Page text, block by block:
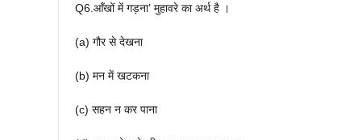
Q6.आँखों में गड़ना’ मुहावरे का अर्थ है ।
(a) गौर से देखना
(b) मन में खटकना
(c) सहन न कर पाना